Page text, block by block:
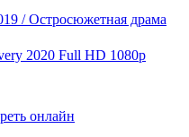
/ Остросюжетная драма
2020 Full HD 1080p
онлайн